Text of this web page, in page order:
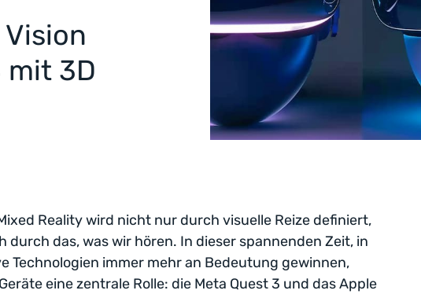
mit 3D
Reality wird nicht nur durch visuelle Reize definiert,
durch das, was wir hören. In dieser spannenden Zeit, in
Technologien immer mehr an Bedeutung gewinnen,
eine zentrale Rolle: die Meta Quest 3 und das Apple